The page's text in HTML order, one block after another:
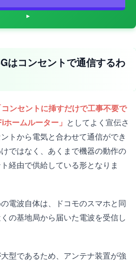
はコンセントで通信するわ
コンセントに挿すだけで工事不要で
ームルーター」 としてよく宣伝さ
トから電気と合わせて通信ができ
ではなく、あくまで機器の動作の
経由で供給している形となりま
電波自体は、ドコモのスマホと同
の基地局から届いた電波を受信し
型であるため、アンテナ装置が強